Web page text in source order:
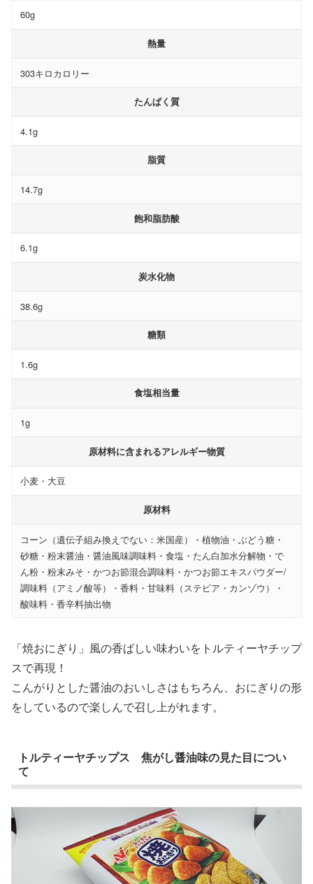
60g
熱量
303キロカロリー
たんぱく質
4.1g
脂質
14.7g
飽和脂肪酸
6.1g
炭水化物
38.6g
糖類
1.6g
食塩相当量
1g
原材料に含まれるアレルギー物質
小麦・大豆
原材料
コーン（遺伝子組み換えでない：米国産）・植物油・ぶどう糖・
砂糖・粉末醤油・醤油風味調味料・食塩・たん白加水分解物・で
ん粉・粉末みそ・かつお節混合調味料・かつお節エキスパウダー/
調味料（アミノ酸等）・香料・甘味料（ステビア・カンゾウ）・
酸味料・香辛料抽出物
「焼おにぎり」風の香ばしい味わいをトルティーヤチップ
スで再現！
こんがりとした醤油のおいしさはもちろん、おにぎりの形
をしているので楽しんで召し上がれます。
トルティーヤチップス 焦がし醤油味の見た目につい
て